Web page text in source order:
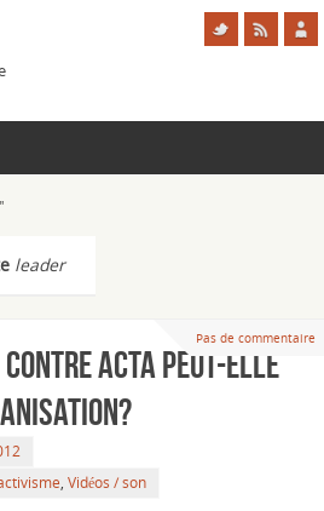
leader
Pas de commentaire
ACTA peut-elle
, Vidéos / son